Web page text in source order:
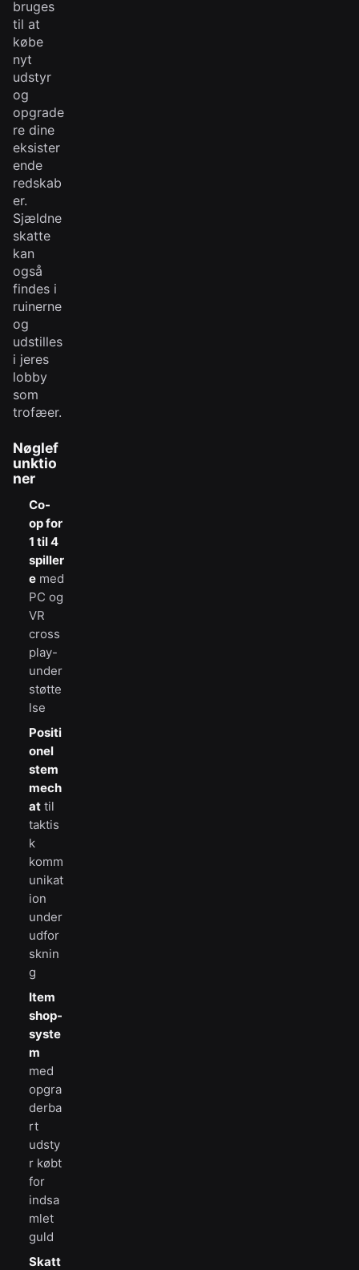
bruges
til at
købe
nyt
udstyr
og
opgrade
re dine
eksister
ende
redskab
er.
Sjældne
skatte
kan
også
findes i
ruinerne
og
udstilles
i jeres
lobby
som
trofæer.
Nøglef
unktio
ner
Co-
op for
1 til 4
spiller
e med
PC og
VR
cross
play-
under
støtte
lse
Positi
onel
stem
mech
at til
taktis
k
komm
unikat
ion
under
udfor
sknin
g
Item
shop-
syste
m
med
opgra
derba
rt
udsty
r købt
for
indsa
mlet
guld
Skatt